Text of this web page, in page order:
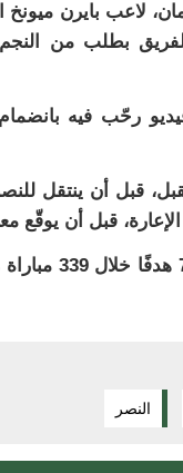
لاعب بايرن ميونخ
بطلب من النجم
رحّب فيه بانضمام
قبل أن ينتقل
يُذكر أن اللاعب
النصر